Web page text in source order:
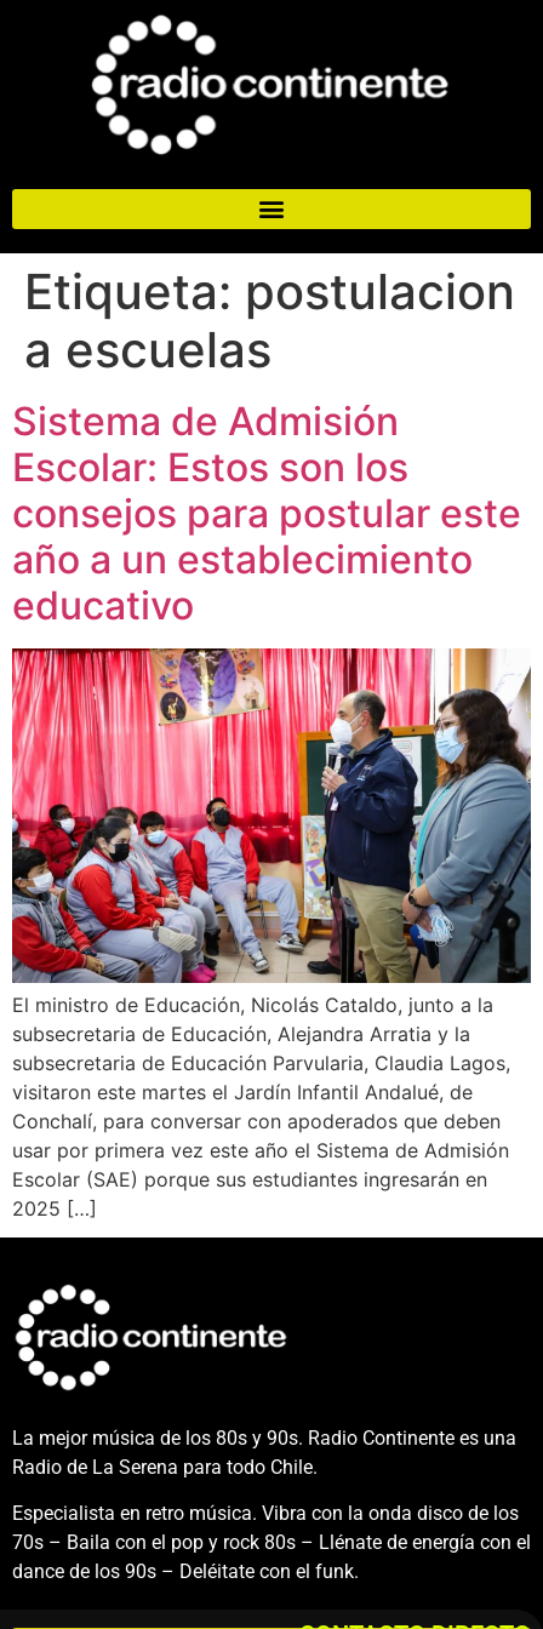
Etiqueta: postulacion
a escuelas
Sistema de Admisión
Escolar: Estos son los
consejos para postular este
año a un establecimiento
educativo
El ministro de Educación, Nicolás Cataldo, junto a la
subsecretaria de Educación, Alejandra Arratia y la
subsecretaria de Educación Parvularia, Claudia Lagos,
visitaron este martes el Jardín Infantil Andalué, de
Conchalí, para conversar con apoderados que deben
usar por primera vez este año el Sistema de Admisión
Escolar (SAE) porque sus estudiantes ingresarán en
2025 […]
La mejor música de los 80s y 90s. Radio Continente es una
Radio de La Serena para todo Chile.
Especialista en retro música. Vibra con la onda disco de los
70s – Baila con el pop y rock 80s – Llénate de energía con el
dance de los 90s – Deléitate con el funk.